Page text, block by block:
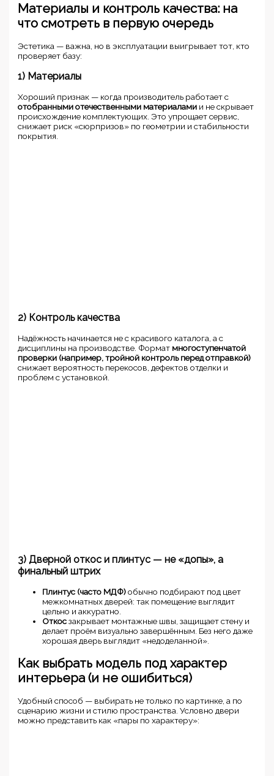
Материалы и контроль качества: на
что смотреть в первую очередь
Эстетика — важна, но в эксплуатации выигрывает тот, кто
проверяет базу:
1) Материалы
Хороший признак — когда производитель работает с
отобранными отечественными материалами и не скрывает
происхождение комплектующих. Это упрощает сервис,
снижает риск «сюрпризов» по геометрии и стабильности
покрытия.
2) Контроль качества
Надёжность начинается не с красивого каталога, а с
дисциплины на производстве. Формат многоступенчатой
проверки (например, тройной контроль перед отправкой)
снижает вероятность перекосов, дефектов отделки и
проблем с установкой.
3) Дверной откос и плинтус — не «допы», а
финальный штрих
Плинтус (часто МДФ)обычно подбирают под цвет
межкомнатных дверей: так помещение выглядит
цельно и аккуратно.
Откосзакрывает монтажные швы, защищает стену и
делает проём визуально завершённым. Без него даже
хорошая дверь выглядит «недоделанной».
Как выбрать модель под характер
интерьера (и не ошибиться)
Удобный способ — выбирать не только по картинке, а по
сценарию жизни и стилю пространства. Условно двери
можно представить как «пары по характеру»: